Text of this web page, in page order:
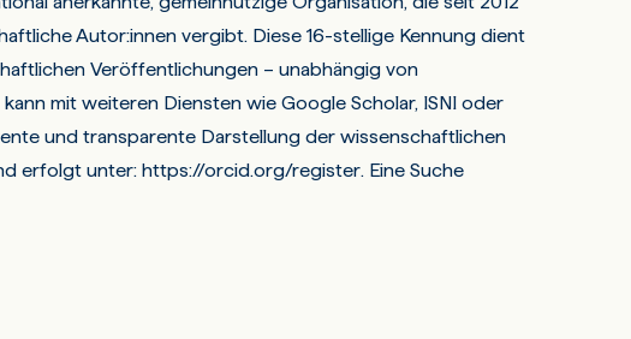
Autor:innen vergibt. Diese 16-stellige Kennung dient
Veröffentlichungen – unabhängig von
mit weiteren Diensten wie Google Scholar, ISNI oder
und transparente Darstellung der wissenschaftlichen
erfolgt unter:https://orcid.org/register. Eine Suche